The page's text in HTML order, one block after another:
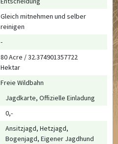
Gleich mitnehmen und selber
reinigen
-
80 Acre / 32.374901357722
Hektar
Freie Wildbahn
Jagdkarte, Offizielle Einladung
0,-
Ansitzjagd, Hetzjagd,
Bogenjagd, Eigener Jagdhund